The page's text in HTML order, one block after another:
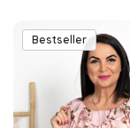
Bestseller